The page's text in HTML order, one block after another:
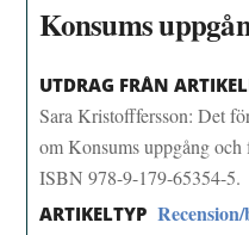
Konsums
UTDRAG FRÅN
Sara Kristofffersson: Det
om Konsums uppgång
ISBN 978-9-179-65354-5.
ARTIKELTYP